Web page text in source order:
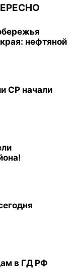
нефтяной
СР начали
в ГД РФ